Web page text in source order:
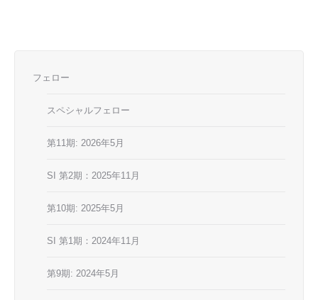
フェロー
スペシャルフェロー
第11期: 2026年5月
SI 第2期：2025年11月
第10期: 2025年5月
SI 第1期：2024年11月
第9期: 2024年5月